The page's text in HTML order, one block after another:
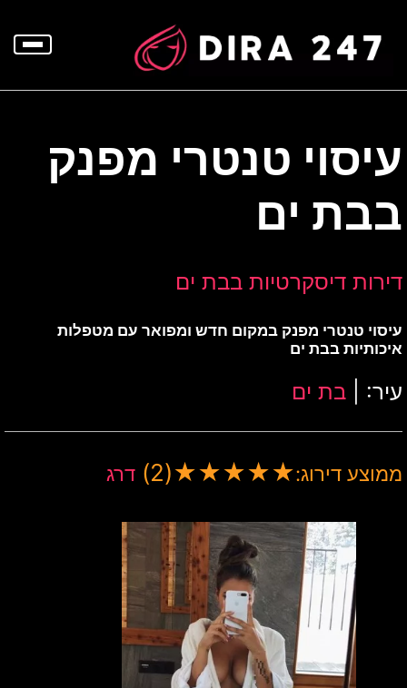
עיסוי טנטרי מפנק
בבת ים
דירות דיסקרטיות בבת ים
עיסוי טנטרי מפנק במקום חדש ומפואר עם מטפלות
איכותיות בבת ים
עיר: | בת ים
ממוצע דירוג:★
★
★
★
★
(2) דרג